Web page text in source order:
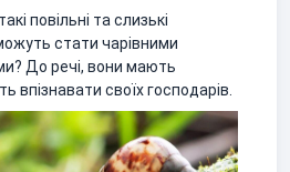
повільні та слизькі
стати чарівними
До речі, вони мають
впізнавати своїх господарів.